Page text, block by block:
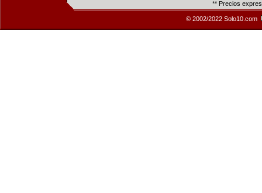
** Precios
© 2002/2022 Solo10.com